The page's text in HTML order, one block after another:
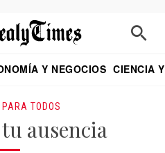
Y NEGOCIOS CIENCIA
TODOS
ausencia